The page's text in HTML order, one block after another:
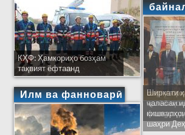
КҲФ: Ҳамкориҳо бозҳам
тақвият ёфтаанд
Илм ва фанноварӣ
Ширкати
ҷаласаи
шаҳри